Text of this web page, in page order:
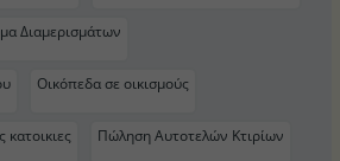
Διαμερισμάτων
Οικόπεδα σε οικισμούς
Πώληση Αυτοτελών Κτιρίων